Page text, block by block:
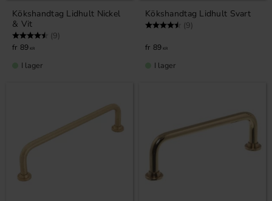
Kökshandtag Lidhult Nickel
& Vit
Betyg: (9)
89 KR
I lager
Kökshandtag Lidhult Svart
Betyg: (9)
89 KR
I lager